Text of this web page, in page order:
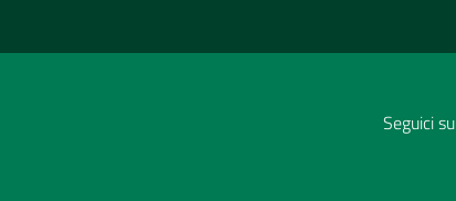
Seguici su